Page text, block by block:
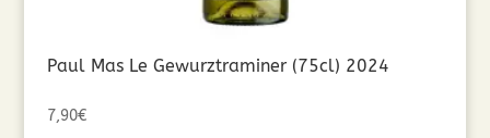
Paul Mas Le Gewurztraminer (75cl) 2024
7,90€